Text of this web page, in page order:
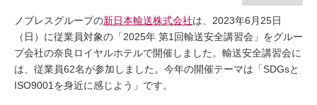
ノブレスグループの新日本輸送株式会社は、2023年6月25日
（日）に従業員対象の「2025年 第1回輸送安全講習会」をグルー
プ会社の奈良ロイヤルホテルで開催しました。輸送安全講習会に
は、従業員62名が参加しました。今年の開催テーマは「SDGsと
ISO9001を身近に感じよう」です。